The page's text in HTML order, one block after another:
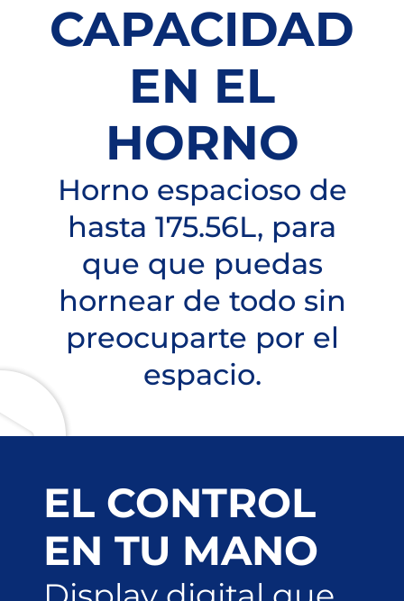
CAPACIDAD
EN EL
HORNO
Horno espacioso de
hasta 175.56L, para
que que puedas
hornear de todo sin
preocuparte por el
espacio.
EL CONTROL
EN TU MANO